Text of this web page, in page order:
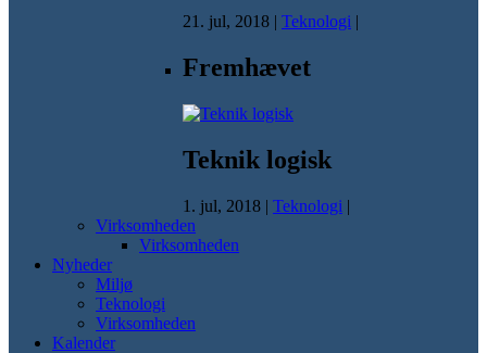
21. jul, 2018 | Teknologi |
Fremhævet
Teknik logisk
1. jul, 2018 | Teknologi |
Virksomheden
Virksomheden
Nyheder
Miljø
Teknologi
Virksomheden
Kalender